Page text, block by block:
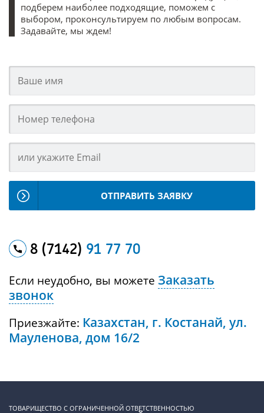
подберем наиболее подходящие, поможем с
выбором, проконсультируем по любым вопросам.
Задавайте, мы ждем!
ОТПРАВИТЬ ЗАЯВКУ
8 (7142) 91 77 70
Если неудобно, вы можете Заказать
звонок
Приезжайте: Казахстан, г. Костанай, ул.
Мауленова, дом 16/2
ТОВАРИЩЕСТВО С ОГРАНИЧЕННОЙ ОТВЕТСТВЕННОСТЬЮ